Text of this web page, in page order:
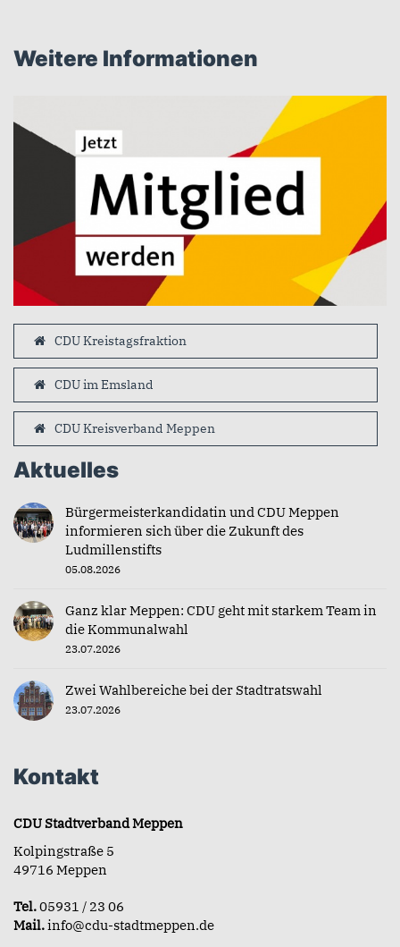
Weitere Informationen
CDU Kreistagsfraktion
CDU im Emsland
CDU Kreisverband Meppen
Aktuelles
Bürgermeisterkandidatin und CDU Meppen
informieren sich über die Zukunft des
Ludmillenstifts
05.08.2026
Ganz klar Meppen: CDU geht mit starkem Team in
die Kommunalwahl
23.07.2026
Zwei Wahlbereiche bei der Stadtratswahl
23.07.2026
Kontakt
CDU Stadtverband Meppen
Kolpingstraße 5
49716 Meppen
Tel.05931 / 23 06
Mail.info@cdu-stadtmeppen.de